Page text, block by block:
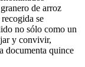
de arroz
se
no sólo como un
y convivir,
documenta quince